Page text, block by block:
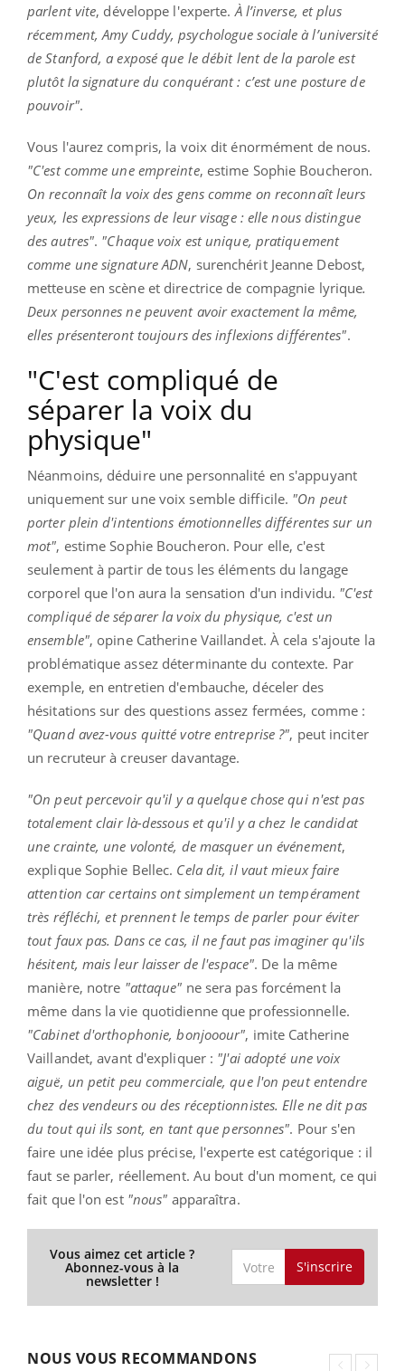
parlent vite, développe l'experte. À l’inverse, et plus
récemment, Amy Cuddy, psychologue sociale à l’université
de Stanford, a exposé que le débit lent de la parole est
plutôt la signature du conquérant : c’est une posture de
pouvoir".
Vous l'aurez compris, la voix dit énormément de nous.
"C'est comme une empreinte, estime Sophie Boucheron.
On reconnaît la voix des gens comme on reconnaît leurs
yeux, les expressions de leur visage : elle nous distingue
des autres". "Chaque voix est unique, pratiquement
comme une signature ADN, surenchérit Jeanne Debost,
metteuse en scène et directrice de compagnie lyrique.
Deux personnes ne peuvent avoir exactement la même,
elles présenteront toujours des inflexions différentes".
"C'est compliqué de
séparer la voix du
physique"
Néanmoins, déduire une personnalité en s'appuyant
uniquement sur une voix semble difficile. "On peut
porter plein d'intentions émotionnelles différentes sur un
mot", estime Sophie Boucheron. Pour elle, c'est
seulement à partir de tous les éléments du langage
corporel que l'on aura la sensation d'un individu. "C'est
compliqué de séparer la voix du physique, c'est un
ensemble", opine Catherine Vaillandet. À cela s'ajoute la
problématique assez déterminante du contexte. Par
exemple, en entretien d'embauche, déceler des
hésitations sur des questions assez fermées, comme :
"Quand avez-vous quitté votre entreprise ?", peut inciter
un recruteur à creuser davantage.
"On peut percevoir qu'il y a quelque chose qui n'est pas
totalement clair là-dessous et qu'il y a chez le candidat
une crainte, une volonté, de masquer un événement,
explique Sophie Bellec. Cela dit, il vaut mieux faire
attention car certains ont simplement un tempérament
très réfléchi, et prennent le temps de parler pour éviter
tout faux pas. Dans ce cas, il ne faut pas imaginer qu'ils
hésitent, mais leur laisser de l'espace". De la même
manière, notre "attaque" ne sera pas forcément la
même dans la vie quotidienne que professionnelle.
"Cabinet d'orthophonie, bonjooour", imite Catherine
Vaillandet, avant d'expliquer : "J'ai adopté une voix
aiguë, un petit peu commerciale, que l'on peut entendre
chez des vendeurs ou des réceptionnistes. Elle ne dit pas
du tout qui ils sont, en tant que personnes". Pour s'en
faire une idée plus précise, l'experte est catégorique : il
faut se parler, réellement. Au bout d'un moment, ce qui
fait que l'on est "nous" apparaîtra.
Vous aimez cet article ?
Abonnez-vous à la
newsletter !
S'inscrire
NOUS VOUS RECOMMANDONS